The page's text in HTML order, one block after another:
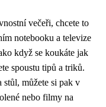
večeři, chcete to
notebooku a televize
když se koukáte jak
spoustu tipů a triků.
můžete si pak v
nebo filmy na